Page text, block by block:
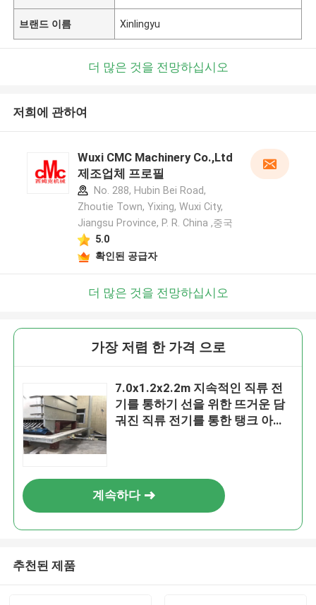
브랜드 이름 Xinlingyu
더 많은 것을 전망하십시오
저희에 관하여
Wuxi CMC Machinery Co.,Ltd
제조업체 프로필
No. 288, Hubin Bei Road,
Zhoutie Town, Yixing, Wuxi City,
Jiangsu Province, P. R. China ,중국
5.0
확인된 공급자
더 많은 것을 전망하십시오
가장 저렴 한 가격 으로
7.0x1.2x2.2m 지속적인 직류 전
기를 통하기 선을 위한 뜨거운 담
궈진 직류 전기를 통한 탱크 아연
계속하다
추천된 제품